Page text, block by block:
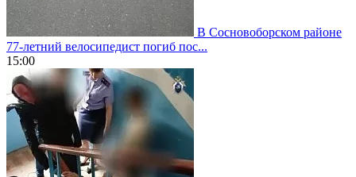
В Сосновоборском районе
77-летний велосипедист погиб пос...
15:00